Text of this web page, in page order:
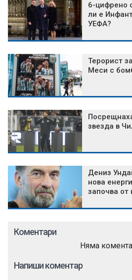
6-цифрено
ли е
УЕФА?
Терорист
Меси с
звезда в
Дениз
нова
започва от
Коментари
Няма
Напиши коментар